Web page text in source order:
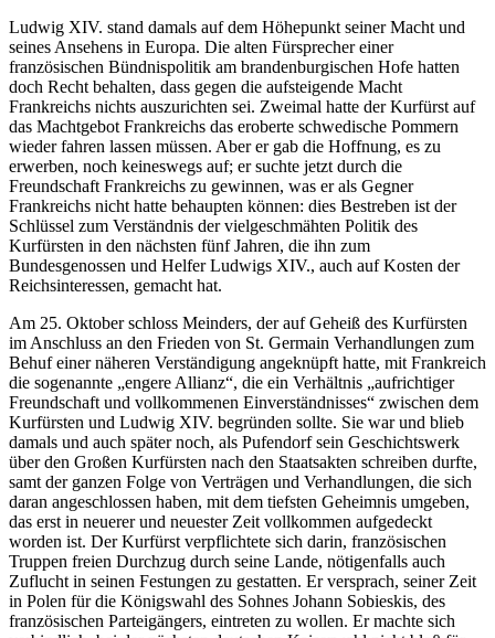
Ludwig XIV. stand damals auf dem Höhepunkt seiner Macht und
seines Ansehens in Europa. Die alten Fürsprecher einer
französischen Bündnispolitik am brandenburgischen Hofe hatten
doch Recht behalten, dass gegen die aufsteigende Macht
Frankreichs nichts auszurichten sei. Zweimal hatte der Kurfürst auf
das Machtgebot Frankreichs das eroberte schwedische Pommern
wieder fahren lassen müssen. Aber er gab die Hoffnung, es zu
erwerben, noch keineswegs auf; er suchte jetzt durch die
Freundschaft Frankreichs zu gewinnen, was er als Gegner
Frankreichs nicht hatte behaupten können: dies Bestreben ist der
Schlüssel zum Verständnis der vielgeschmähten Politik des
Kurfürsten in den nächsten fünf Jahren, die ihn zum
Bundesgenossen und Helfer Ludwigs XIV., auch auf Kosten der
Reichsinteressen, gemacht hat.
Am 25. Oktober schloss Meinders, der auf Geheiß des Kurfürsten
im Anschluss an den Frieden von St. Germain Verhandlungen zum
Behuf einer näheren Verständigung angeknüpft hatte, mit Frankreich
die sogenannte „engere Allianz“, die ein Verhältnis „aufrichtiger
Freundschaft und vollkommenen Einverständnisses“ zwischen dem
Kurfürsten und Ludwig XIV. begründen sollte. Sie war und blieb
damals und auch später noch, als Pufendorf sein Geschichtswerk
über den Großen Kurfürsten nach den Staatsakten schreiben durfte,
samt der ganzen Folge von Verträgen und Verhandlungen, die sich
daran angeschlossen haben, mit dem tiefsten Geheimnis umgeben,
das erst in neuerer und neuester Zeit vollkommen aufgedeckt
worden ist. Der Kurfürst verpflichtete sich darin, französischen
Truppen freien Durchzug durch seine Lande, nötigenfalls auch
Zuflucht in seinen Festungen zu gestatten. Er versprach, seiner Zeit
in Polen für die Königswahl des Sohnes Johann Sobieskis, des
französischen Parteigängers, eintreten zu wollen. Er machte sich